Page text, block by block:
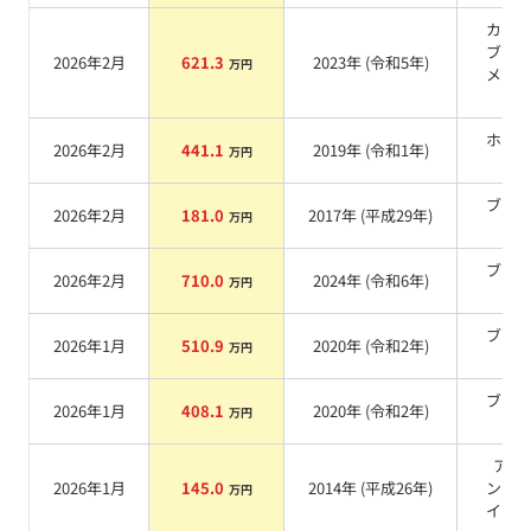
2026年2月 621.3 万円 2023年 (令和5年)
カー
ブラ
メタ
2026年2月 441.1 万円 2019年 (令和1年)
ホワ
2026年2月 181.0 万円 2017年 (平成29年)
ブラ
2026年2月 710.0 万円 2024年 (令和6年)
ブラ
2026年1月 510.9 万円 2020年 (令和2年)
ブラ
2026年1月 408.1 万円 2020年 (令和2年)
ブラ
2026年1月 145.0 万円 2014年 (平成26年)
アル
ン・
イトIII